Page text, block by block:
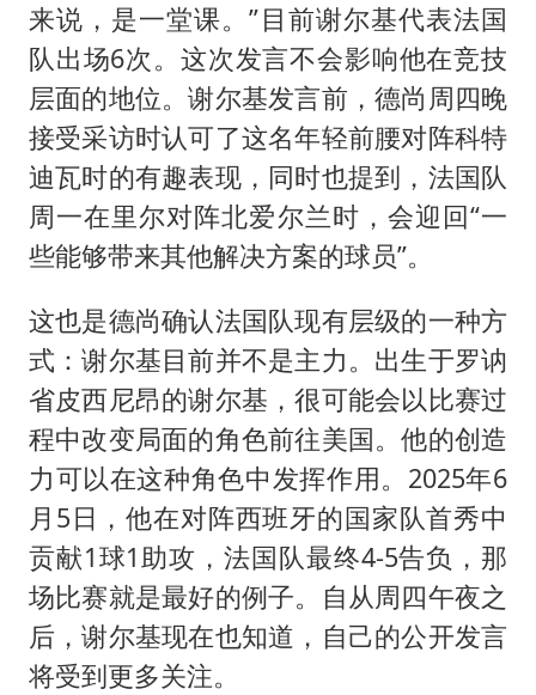
来说，是一堂课。”目前谢尔基代表法国
队出场6次。这次发言不会影响他在竞技
层面的地位。谢尔基发言前，德尚周四晚
接受采访时认可了这名年轻前腰对阵科特
迪瓦时的有趣表现，同时也提到，法国队
周一在里尔对阵北爱尔兰时，会迎回“一
些能够带来其他解决方案的球员”。
这也是德尚确认法国队现有层级的一种方
式：谢尔基目前并不是主力。出生于罗讷
省皮西尼昂的谢尔基，很可能会以比赛过
程中改变局面的角色前往美国。他的创造
力可以在这种角色中发挥作用。2025年6
月5日，他在对阵西班牙的国家队首秀中
贡献1球1助攻，法国队最终4-5告负，那
场比赛就是最好的例子。自从周四午夜之
后，谢尔基现在也知道，自己的公开发言
将受到更多关注。